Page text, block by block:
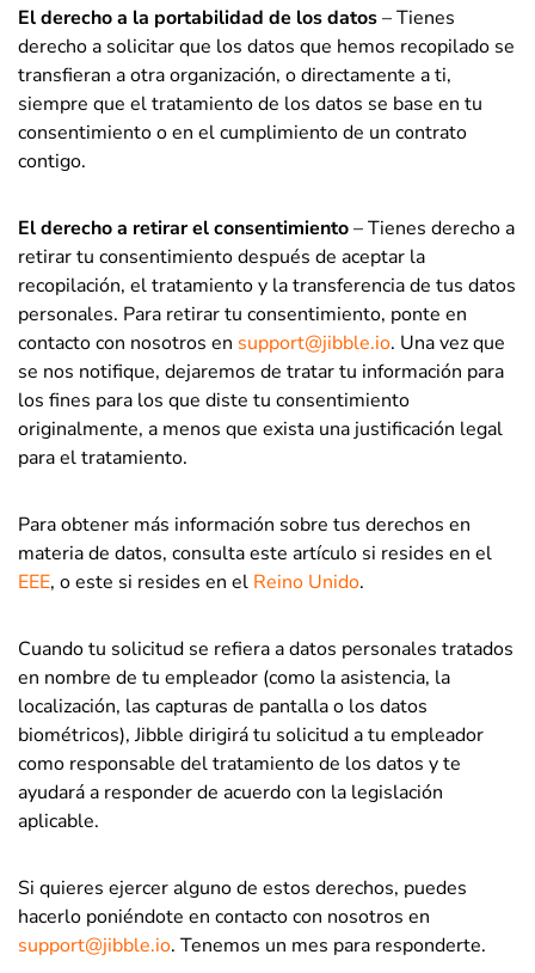
El derecho a la portabilidad de los datos– Tienes
derecho a solicitar que los datos que hemos recopilado se
transfieran a otra organización, o directamente a ti,
siempre que el tratamiento de los datos se base en tu
consentimiento o en el cumplimiento de un contrato
contigo.
El derecho a retirar el consentimiento– Tienes derecho a
retirar tu consentimiento después de aceptar la
recopilación, el tratamiento y la transferencia de tus datos
personales. Para retirar tu consentimiento, ponte en
contacto con nosotros en support@jibble.io. Una vez que
se nos notifique, dejaremos de tratar tu información para
los fines para los que diste tu consentimiento
originalmente, a menos que exista una justificación legal
para el tratamiento.
Para obtener más información sobre tus derechos en
materia de datos, consulta este artículo si resides en el
EEE, o este si resides en el Reino Unido.
Cuando tu solicitud se refiera a datos personales tratados
en nombre de tu empleador (como la asistencia, la
localización, las capturas de pantalla o los datos
biométricos), Jibble dirigirá tu solicitud a tu empleador
como responsable del tratamiento de los datos y te
ayudará a responder de acuerdo con la legislación
aplicable.
Si quieres ejercer alguno de estos derechos, puedes
hacerlo poniéndote en contacto con nosotros en
support@jibble.io. Tenemos un mes para responderte.